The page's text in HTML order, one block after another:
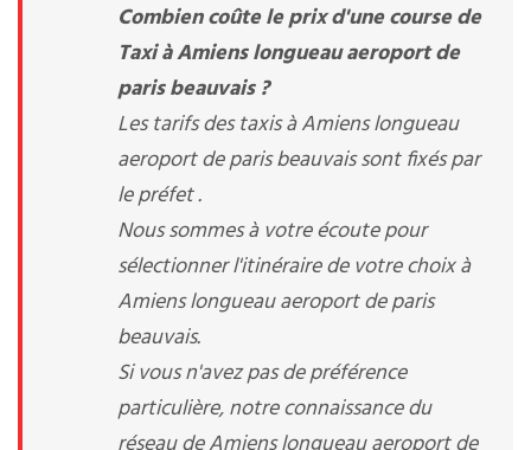
Combien coûte le prix d'une course de
Taxi à Amiens longueau aeroport de
paris beauvais ?
Les tarifs des taxis à Amiens longueau
aeroport de paris beauvais sont fixés par
le préfet .
Nous sommes à votre écoute pour
sélectionner l'itinéraire de votre choix à
Amiens longueau aeroport de paris
beauvais.
Si vous n'avez pas de préférence
particulière, notre connaissance du